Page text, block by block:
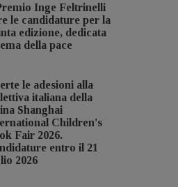
Inge Feltrinelli
le candidature per la
edizione, dedicata
della pace
le adesioni alla
italiana della
Shanghai
Children's
Fair 2026.
entro il 21
2026